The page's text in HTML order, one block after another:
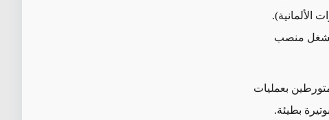
الألمانية).
منصب
بعمليات
بطيئة.